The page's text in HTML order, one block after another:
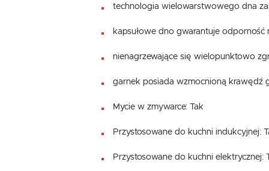
technologia wielowarstwowego dna
kapsułowe dno gwarantuje odporność
nienagrzewające się wielopunktowo
garnek posiada wzmocnioną
Mycie w zmywarce: Tak
Przystosowane do kuchni indukcyjnej:
Przystosowane do kuchni elektrycznej: